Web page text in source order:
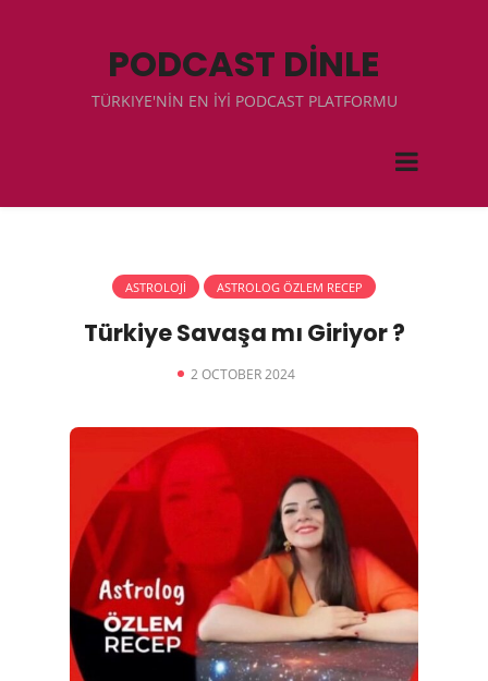
PODCAST DİNLE
TÜRKIYE'NİN EN İYİ PODCAST PLATFORMU
ASTROLOJİ ASTROLOG ÖZLEM RECEP
Türkiye Savaşa mı Giriyor ?
2 OCTOBER 2024